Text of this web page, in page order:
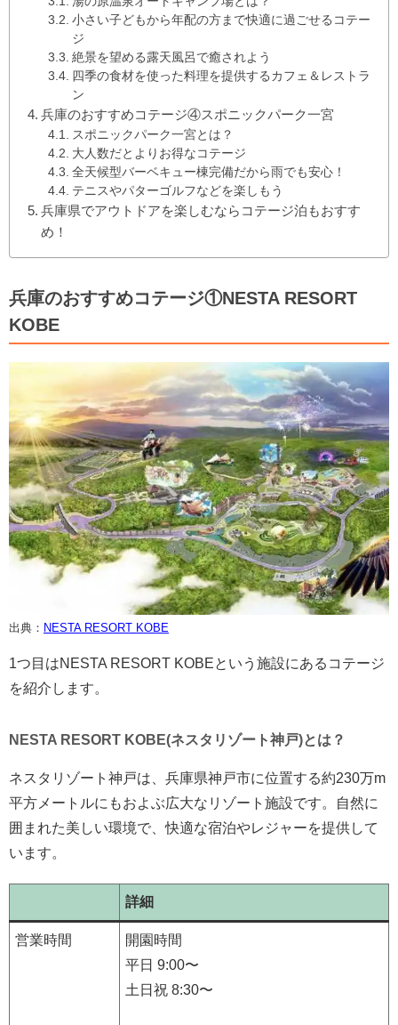
小さい子どもから年配の方まで快適に過ごせるコテー
ジ
絶景を望める露天風呂で癒されよう
四季の食材を使った料理を提供するカフェ＆レストラ
ン
兵庫のおすすめコテージ④スポニックパーク一宮
スポニックパーク一宮とは？
大人数だとよりお得なコテージ
全天候型バーベキュー棟完備だから雨でも安心！
テニスやパターゴルフなどを楽しもう
兵庫県でアウトドアを楽しむならコテージ泊もおすす
め！
兵庫のおすすめコテージ①NESTA RESORT
KOBE
出典： NESTA RESORT KOBE
1つ目はNESTA RESORT KOBEという施設にあるコテージ
を紹介します。
NESTA RESORT KOBE(ネスタリゾート神戸)とは？
ネスタリゾート神戸は、兵庫県神戸市に位置する約230万m
平方メートルにもおよぶ広大なリゾート施設です。自然に
囲まれた美しい環境で、快適な宿泊やレジャーを提供して
います。
詳細
営業時間
開園時間
平日 9:00〜
土日祝 8:30〜